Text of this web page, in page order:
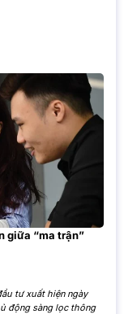
giữa “ma trận”
tư xuất hiện ngày
động sàng lọc thông